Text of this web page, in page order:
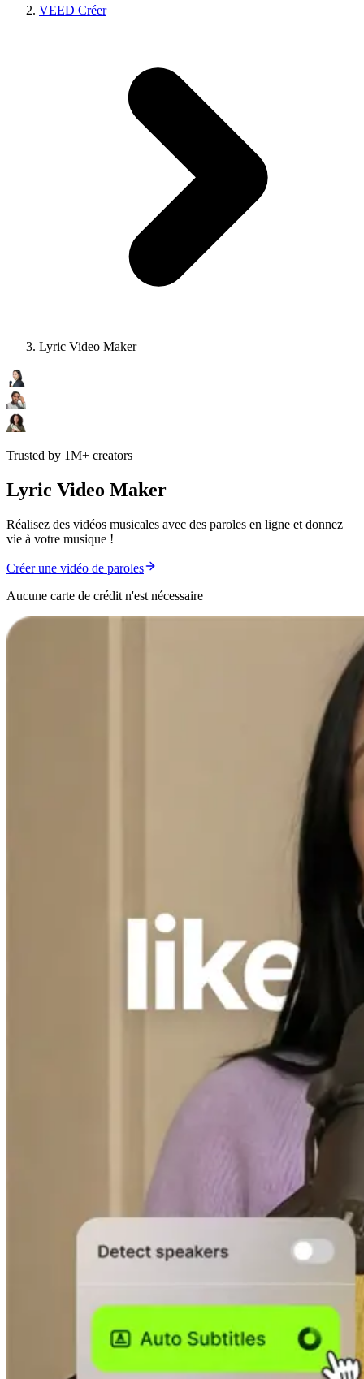
VEED Créer
Lyric Video Maker
Trusted by 1M+ creators
Lyric Video Maker
Réalisez des vidéos musicales avec des paroles en ligne et donnez
vie à votre musique !
Créer une vidéo de paroles
Aucune carte de crédit n'est nécessaire